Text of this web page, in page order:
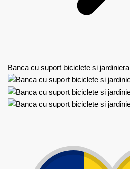
Banca cu suport biciclete si jardiniera